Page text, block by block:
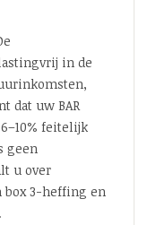
in de
dat uw BAR
feitelijk
geen
u over
3-heffing en